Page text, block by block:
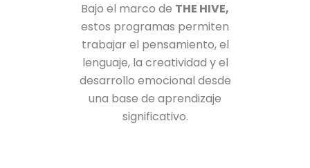
Bajo el marco de THE HIVE,
estos programas permiten
trabajar el pensamiento, el
lenguaje, la creatividad y el
desarrollo emocional desde
una base de aprendizaje
significativo.